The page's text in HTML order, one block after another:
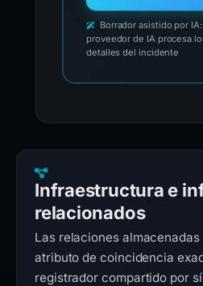
Borrador asistido por
proveedor de IA procesa
detalles del incidente
Infraestructura e
relacionados
Las relaciones
atributo de coincidencia
registrador compartido por